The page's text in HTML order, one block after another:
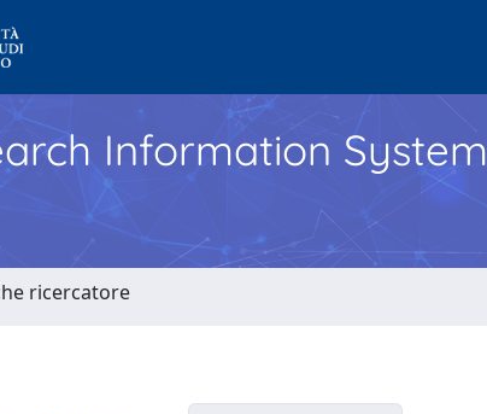
Information System
ricercatore